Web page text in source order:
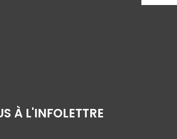
À L'INFOLETTRE